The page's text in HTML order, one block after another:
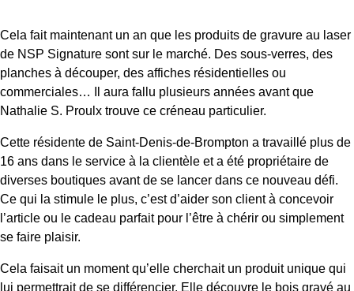
Cela fait maintenant un an que les produits de gravure au laser
de NSP Signature sont sur le marché. Des sous-verres, des
planches à découper, des affiches résidentielles ou
commerciales… Il aura fallu plusieurs années avant que
Nathalie S. Proulx trouve ce créneau particulier.
Cette résidente de Saint-Denis-de-Brompton a travaillé plus de
16 ans dans le service à la clientèle et a été propriétaire de
diverses boutiques avant de se lancer dans ce nouveau défi.
Ce qui la stimule le plus, c’est d’aider son client à concevoir
l’article ou le cadeau parfait pour l’être à chérir ou simplement
se faire plaisir.
Cela faisait un moment qu’elle cherchait un produit unique qui
lui permettrait de se différencier. Elle découvre le bois gravé au